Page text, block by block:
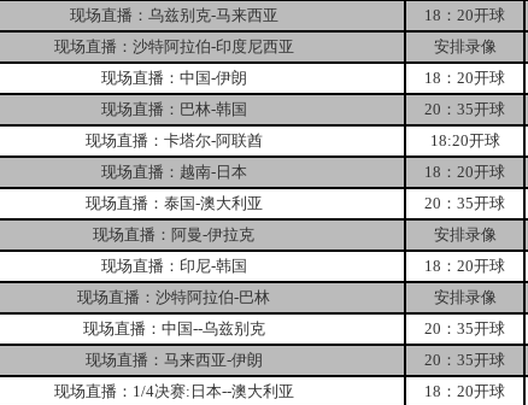
现场直播：乌兹别克-马来西亚 18：20开球
现场直播：沙特阿拉伯-印度尼西亚 安排录像
现场直播：中国-伊朗 18：20开球
现场直播：巴林-韩国 20：35开球
现场直播：卡塔尔-阿联酋 18:20开球
现场直播：越南-日本 18：20开球
现场直播：泰国-澳大利亚 20：35开球
现场直播：阿曼-伊拉克 安排录像
现场直播：印尼-韩国 18：20开球
现场直播：沙特阿拉伯-巴林 安排录像
现场直播：中国--乌兹别克 20：35开球
现场直播：马来西亚-伊朗 20：35开球
现场直播：1/4决赛:日本--澳大利亚 18：20开球